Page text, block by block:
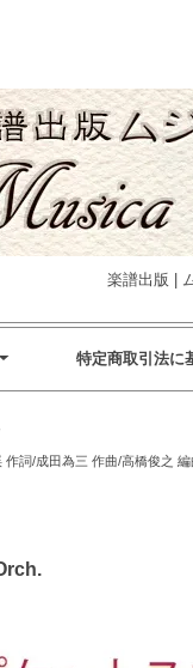
楽譜出版 |
特定商取引法に
詞/成田為三 作曲/高橋俊之 編